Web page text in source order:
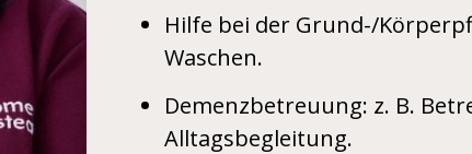
Hilfe bei der Grund-/
Waschen.
Demenzbetreuung: z. B.
Alltagsbegleitung.